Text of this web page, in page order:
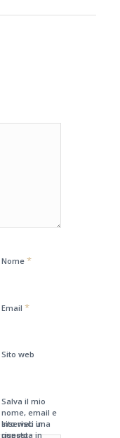
Nome *
Email *
Sito web
Salva il mio
nome, email e
sito web in
questo
Inserisci una
risposta in